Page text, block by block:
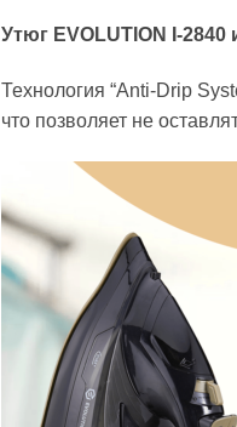
Утюг EVOLUTION I-
Технология “Anti-Drip
что позволяет не